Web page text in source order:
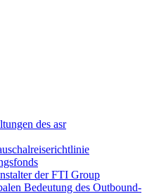
des asr
der FTI Group
Bedeutung des Outbound-